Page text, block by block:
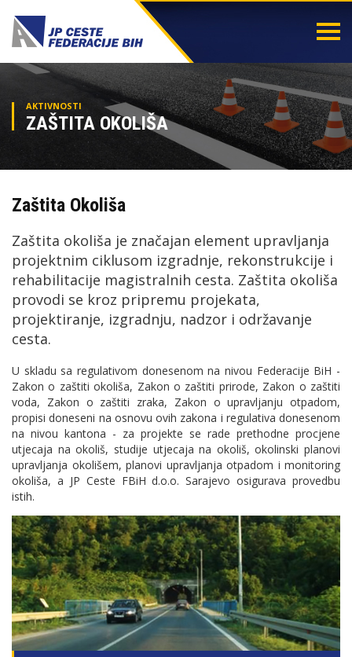
AKTIVNOSTI
ZAŠTITA OKOLIŠA
Zaštita Okoliša
Zaštita okoliša je značajan element upravljanja
projektnim ciklusom izgradnje, rekonstrukcije i
rehabilitacije magistralnih cesta. Zaštita okoliša
provodi se kroz pripremu projekata,
projektiranje, izgradnju, nadzor i održavanje
cesta.
U skladu sa regulativom donesenom na nivou Federacije BiH -
Zakon o zaštiti okoliša, Zakon o zaštiti prirode, Zakon o zaštiti
voda, Zakon o zaštiti zraka, Zakon o upravljanju otpadom,
propisi doneseni na osnovu ovih zakona i regulativa donesenom
na nivou kantona - za projekte se rade prethodne procjene
utjecaja na okoliš, studije utjecaja na okoliš, okolinski planovi
upravljanja okolišem, planovi upravljanja otpadom i monitoring
okoliša, a JP Ceste FBiH d.o.o. Sarajevo osigurava provedbu
istih.